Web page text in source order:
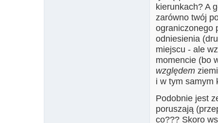
kierunkach? A
zarówno twój
ograniczonego
odniesienia
miejscu - ale
momencie (bo
względem
i w tym samym
Podobnie jest
poruszają
co??? Skoro